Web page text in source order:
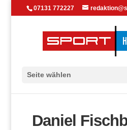
07131 772227
Seite wählen
Daniel